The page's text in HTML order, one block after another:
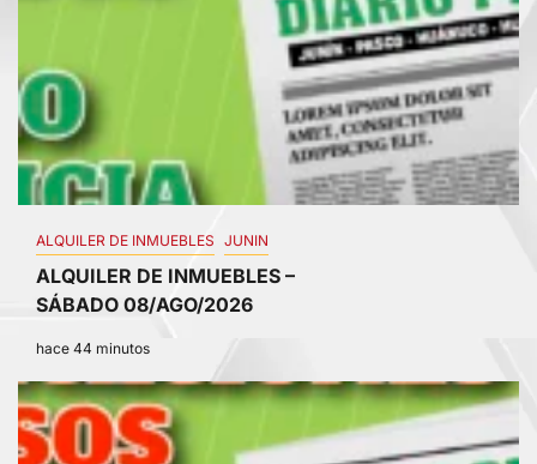
ALQUILER DE INMUEBLES JUNIN
ALQUILER DE INMUEBLES –
SÁBADO 08/AGO/2026
hace 44 minutos
3